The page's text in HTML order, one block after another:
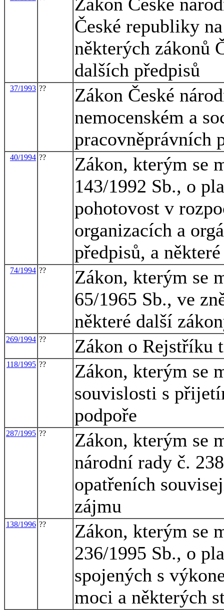
České republiky
některých zákonů
dalších předpisů
37/1993 ??
Zákon České
nemocenském a
pracovněprávních
40/1994 ??
Zákon, kterým se
143/1992 Sb., o
pohotovost v
organizacích a
předpisů, a
74/1994 ??
Zákon, kterým se
65/1965 Sb., ve
některé další
269/1994 ?? Zákon o Rejstříku
118/1995 ??
Zákon, kterým se
souvislosti s
podpoře
287/1995 ??
Zákon, kterým se
národní rady č.
opatřeních
zájmu
138/1996 ??
Zákon, kterým se
236/1995 Sb., o
spojených s
moci a některých